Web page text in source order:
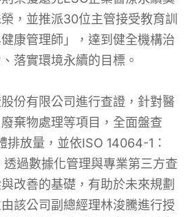
，並推派30位主管接受教育訓
康管理師」，達到健全機構治
落實環境永續的目標。
份有限公司進行查證，針對醫
棄物處理等項目，全面盤查
放量，並依ISO 14064-1：
過數據化管理與專業第三方查
改善的基礎，有助於未來規劃
該公司副總經理林浚騰進行授